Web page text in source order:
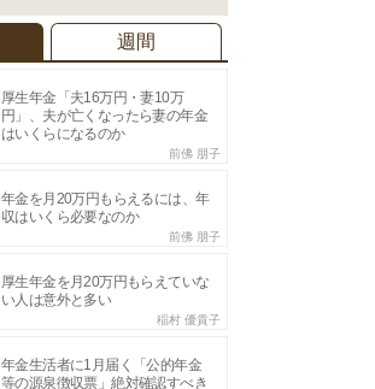
週間
厚生年金「夫16万円・妻10万
円」、夫が亡くなったら妻の年金
はいくらになるのか
前佛 朋子
年金を月20万円もらえるには、年
収はいくら必要なのか
前佛 朋子
厚生年金を月20万円もらえていな
い人は意外と多い
稲村 優貴子
年金生活者に1月届く「公的年金
等の源泉徴収票」絶対確認すべき